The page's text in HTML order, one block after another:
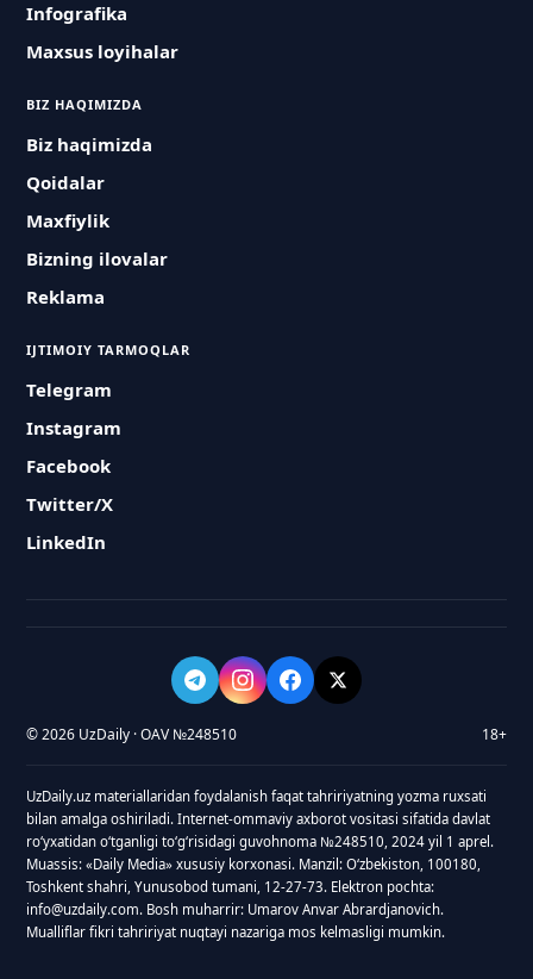
Infografika
Maxsus loyihalar
BIZ HAQIMIZDA
Biz haqimizda
Qoidalar
Maxfiylik
Bizning ilovalar
Reklama
IJTIMOIY TARMOQLAR
Telegram
Instagram
Facebook
Twitter/X
LinkedIn
© 2026 UzDaily · OAV №248510 18+
UzDaily.uz materiallaridan foydalanish faqat tahririyatning yozma ruxsati
bilan amalga oshiriladi. Internet-ommaviy axborot vositasi sifatida davlat
roʻyxatidan oʻtganligi toʻgʻrisidagi guvohnoma №248510, 2024 yil 1 aprel.
Muassis: «Daily Media» xususiy korxonasi. Manzil: Oʻzbekiston, 100180,
Toshkent shahri, Yunusobod tumani, 12-27-73. Elektron pochta:
info@uzdaily.com. Bosh muharrir: Umarov Anvar Abrardjanovich.
Mualliflar fikri tahririyat nuqtayi nazariga mos kelmasligi mumkin.